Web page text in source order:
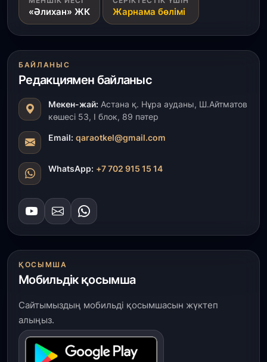
Кинопоиск Қазақстан азаматтарының ең
танымал онлайн-кинотеатрына айналды
Ақмола облысындағы кездесуде кәсіпкерлер мен
ұстаздар «Әділет» партиясына өз ұсыныстарын
айтты
31 шілде, 2026
ҚР Президенті Орталық Азия елдеріне
ұзақмерзімді ынтымақтастық жоспарын әзірлеуді
ұсынды
31 шілде, 2026
«Ауыл аманаты»: Түркістанда 30,2 млрд теңгеге
4 223 жоба қаржыландырылды
толық ауыз сумен қамтылды
30 шілде, 2026
Түркістанда «Арыс-2» және Темір ауылының
теміржол вокзалдары пайдалануға берілді
30 шілде, 2026
«Әлихан» ЖК Жарнама бөлімі
БАЙЛАНЫС
Редакциямен байланыс
Мекен-жай: Астана қ. Нұра ауданы, Ш.Айтматов
көшесі 53, І блок, 89 пәтер
Email: qaraotkel@gmail.com
WhatsApp: +7 702 915 15 14
ҚОСЫМША
Мобильдік қосымша
Сайтымыздың мобильді қосымшасын жүктеп
алыңыз.